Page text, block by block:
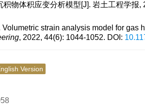
物体积应变分析模型[J]. 岩土工程学报,
strain analysis model for gas
, 2022, 44(6): 1044-1052. DOI:
Version